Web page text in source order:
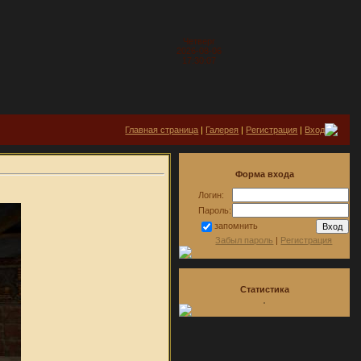
Четверг
2026-08-06
17:30:07
Главная страница | Галерея | Регистрация | Вход
Форма входа
Логин:
Пароль:
запомнить
Забыл пароль | Регистрация
Статистика